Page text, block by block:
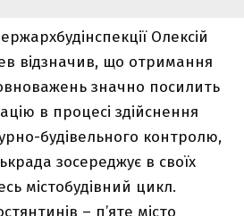
Олексій
відзначив, що отримання
значно посилить
в процесі здійснення
будівельного контролю,
зосереджує в своїх
містобудівний цикл.
– п’яте місто